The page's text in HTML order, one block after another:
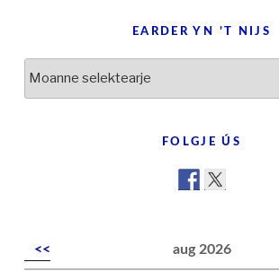
EARDER YN ’T NIJS
yn
FOLGJE ÚS
<< aug 2026